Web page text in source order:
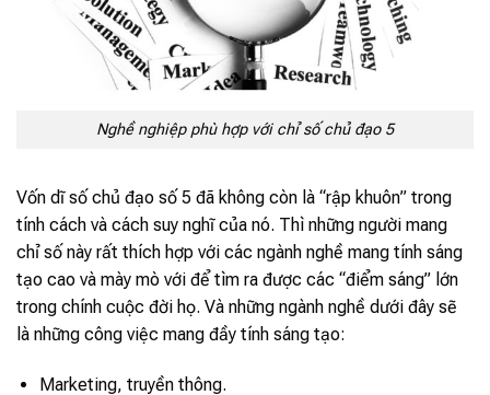
Nghề nghiệp phù hợp với chỉ số chủ đạo 5
Vốn dĩ số chủ đạo số 5 đã không còn là “rập khuôn” trong
tính cách và cách suy nghĩ của nó. Thì những người mang
chỉ số này rất thích hợp với các ngành nghề mang tính sáng
tạo cao và mày mò với để tìm ra được các “điểm sáng” lớn
trong chính cuộc đời họ. Và những ngành nghề dưới đây sẽ
là những công việc mang đầy tính sáng tạo:
Marketing, truyền thông.